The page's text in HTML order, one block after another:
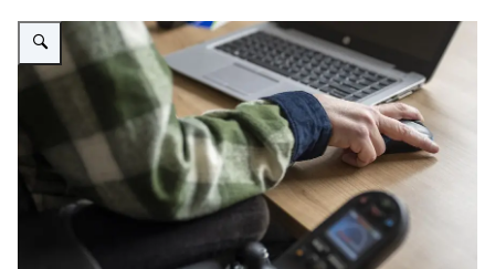
Vergroot afbeelding Man in rolstoel werkt op zijn laptop